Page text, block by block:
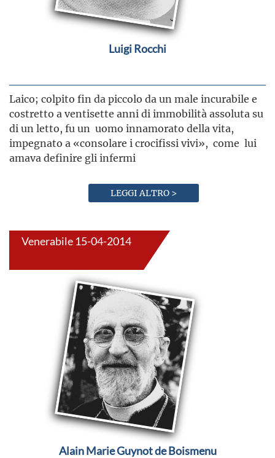
Luigi Rocchi
Laico; colpito fin da piccolo da un male incurabile e
costretto a ventisette anni di immobilità assoluta su
di un letto, fu un uomo innamorato della vita,
impegnato a «consolare i crocifissi vivi», come lui
amava definire gli infermi
LEGGI ALTRO >
Venerabile 15-04-2014
Alain Marie Guynot de Boismenu